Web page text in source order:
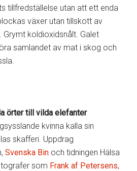
tillfredställelse utan att ett enda
växer utan tillskott av
Grymt koldioxidsnålt. Galet
samlandet av mat i skog och
örter till vilda elefanter
kvinna kalla sin
skafferi. Uppdrag
Svenska Bin och tidningen Hälsa
som Frank af Petersens,